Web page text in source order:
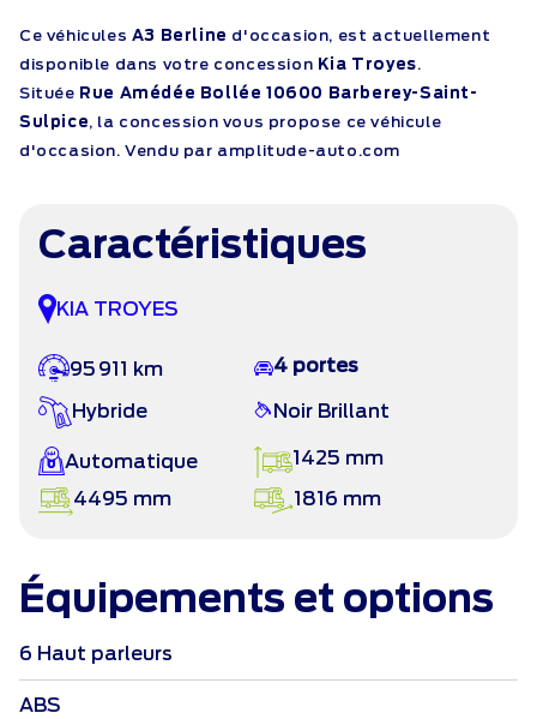
Ce véhicules A3 Berline d'occasion, est actuellement
disponible dans votre concession Kia Troyes.
Située Rue Amédée Bollée 10600 Barberey-Saint-
Sulpice, la concession vous propose ce véhicule
d'occasion. Vendu par amplitude-auto.com
Caractéristiques
KIA TROYES
95 911 km
4 portes
Hybride
Noir Brillant
Automatique
1425 mm
4495 mm
1816 mm
Équipements et options
6 Haut parleurs
ABS